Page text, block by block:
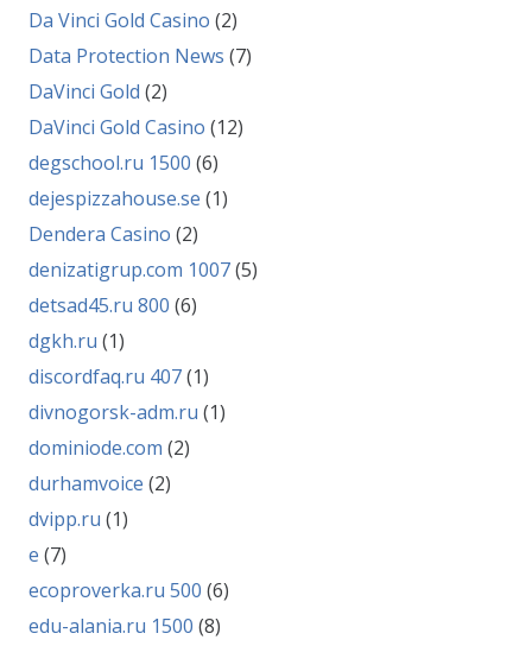
Da Vinci Gold Casino (2)
Data Protection News (7)
DaVinci Gold (2)
DaVinci Gold Casino (12)
degschool.ru 1500 (6)
dejespizzahouse.se (1)
Dendera Casino (2)
denizatigrup.com 1007(5)
detsad45.ru 800 (6)
dgkh.ru (1)
discordfaq.ru 407(1)
divnogorsk-adm.ru (1)
dominiode.com (2)
durhamvoice (2)
dvipp.ru (1)
e (7)
ecoproverka.ru 500 (6)
edu-alania.ru 1500 (8)